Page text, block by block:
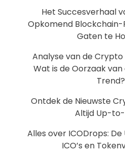
Het Succesverhaal
Opkomend
Gaten te
Analyse van de Crypto
Wat is de Oorzaak
Trend?
Ontdek de Nieuwste
Altijd Up-
Alles over ICODrops:
ICO’s en